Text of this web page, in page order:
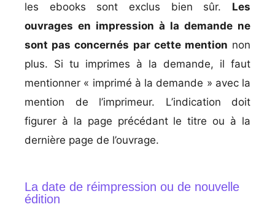
les ebooks sont exclus bien sûr. Les
ouvrages en impression à la demande ne
sont pas concernés par cette mention non
plus. Si tu imprimes à la demande, il faut
mentionner « imprimé à la demande » avec la
mention de l’imprimeur. L’indication doit
figurer à la page précédant le titre ou à la
dernière page de l’ouvrage.
La date de réimpression ou de nouvelle
édition